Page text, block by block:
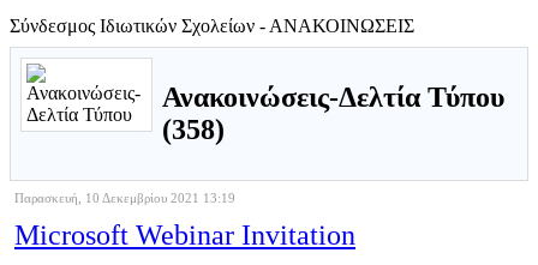
Σύνδεσμος Ιδιωτικών Σχολείων - ΑΝΑΚΟΙΝΩΣΕΙΣ
Ανακοινώσεις-Δελτία Τύπου
(358)
Παρασκευή, 10 Δεκεμβρίου 2021 13:19
Microsoft Webinar Invitation